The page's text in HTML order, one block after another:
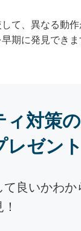
て、異なる動
期に発見できま
対策の
ゼント
良いかわか